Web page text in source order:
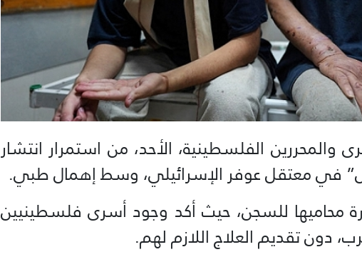
الفلسطينية، الأحد، من استمرار انتشار
في معتقل عوفر الإسرائيلي، وسط إهمال طبي.
محاميها للسجن، حيث أكد وجود أسرى فلسطينيين
دون تقديم العلاج اللازم لهم.